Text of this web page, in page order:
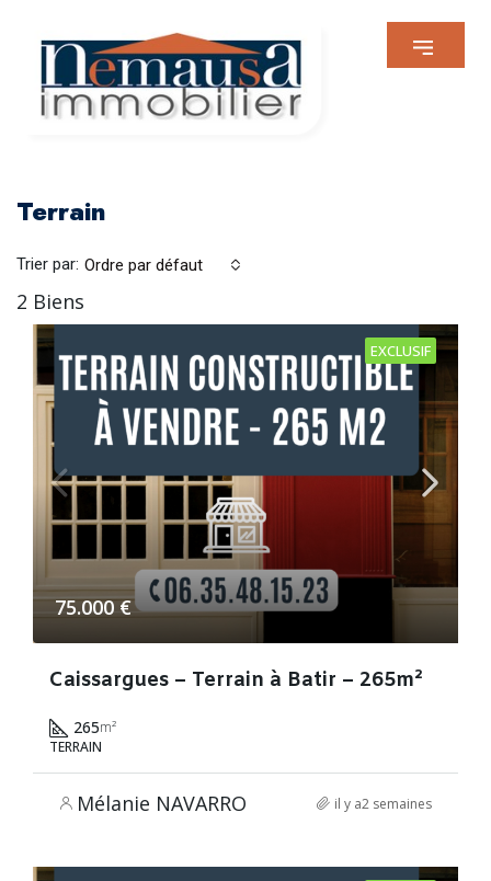
Terrain
2 Biens
Trier par: Ordre par défaut
EXCLUSIF
75.000 €
Caissargues – Terrain à Batir – 265m²
265m²
TERRAIN
Mélanie NAVARRO il y a2 semaines